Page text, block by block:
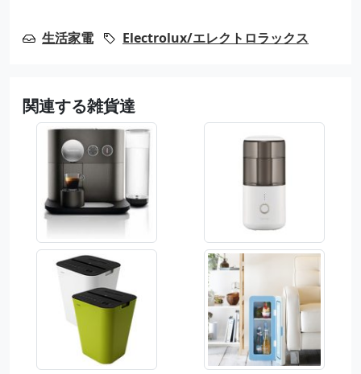
生活家電 Electrolux/エレクトロラックス
関連する雑貨達